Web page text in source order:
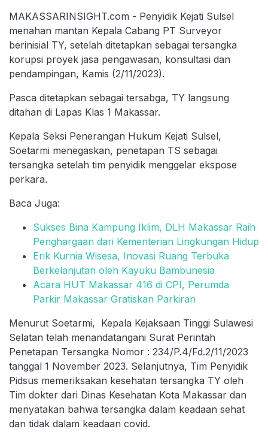
MAKASSARINSIGHT.com - Penyidik Kejati Sulsel
menahan mantan Kepala Cabang PT Surveyor
berinisial TY, setelah ditetapkan sebagai tersangka
korupsi proyek jasa pengawasan, konsultasi dan
pendampingan, Kamis (2/11/2023).
Pasca ditetapkan sebagai tersabga, TY langsung
ditahan di Lapas Klas 1 Makassar.
Kepala Seksi Penerangan Hukum Kejati Sulsel,
Soetarmi menegaskan, penetapan TS sebagai
tersangka setelah tim penyidik menggelar ekspose
perkara.
Baca Juga:
Sukses Bina Kampung Iklim, DLH Makassar Raih
Penghargaan dari Kementerian Lingkungan Hidup
Erik Kurnia Wisesa, Inovasi Ruang Terbuka
Berkelanjutan oleh Kayuku Bambunesia
Acara HUT Makassar 416 di CPI, Perumda
Parkir Makassar Gratiskan Parkiran
Menurut Soetarmi, Kepala Kejaksaan Tinggi Sulawesi
Selatan telah menandatangani Surat Perintah
Penetapan Tersangka Nomor : 234/P.4/Fd.2/11/2023
tanggal 1 November 2023. Selanjutnya, Tim Penyidik
Pidsus memeriksakan kesehatan tersangka TY oleh
Tim dokter dari Dinas Kesehatan Kota Makassar dan
menyatakan bahwa tersangka dalam keadaan sehat
dan tidak dalam keadaan covid.